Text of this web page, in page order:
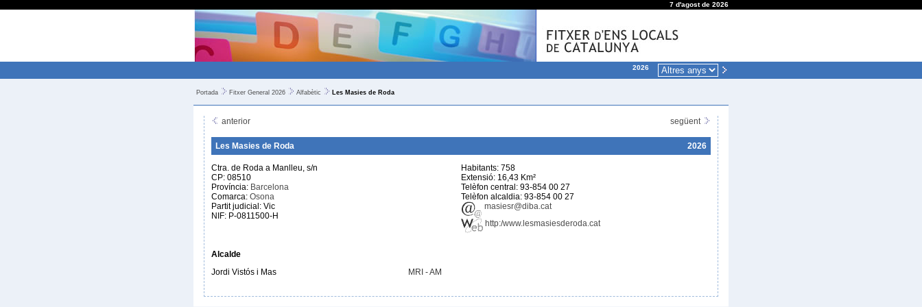
7 d'agost de 2026
2026
Portada Fitxer General 2026 Alfabètic Les Masies de Roda
anterior següent
Les Masies de Roda 2026
Ctra. de Roda a Manlleu, s/n
CP: 08510
Província: Barcelona
Comarca: Osona
Partit judicial: Vic
NIF: P-0811500-H
Habitants: 758
Extensió: 16,43 Km²
Telèfon central: 93-854 00 27
Telèfon alcaldia: 93-854 00 27
masiesr@diba.cat
http:/www.lesmasiesderoda.cat
Alcalde
Jordi Vistós i Mas
MRI - AM